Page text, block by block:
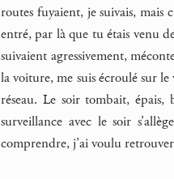
routes fuyaient, je suivais, mais
entré, par là que tu étais venu
suivaient agressivement,
la voiture, me suis écroulé sur le
réseau. Le soir tombait,
surveillance avec le soir
comprendre, j’ai voulu